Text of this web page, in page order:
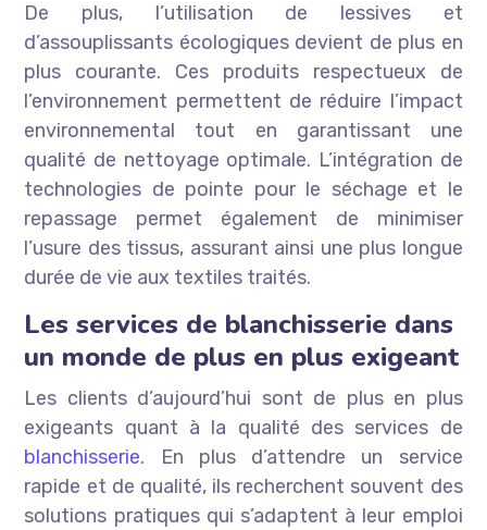
De plus, l’utilisation de lessives et
d’assouplissants écologiques devient de plus en
plus courante. Ces produits respectueux de
l’environnement permettent de réduire l’impact
environnemental tout en garantissant une
qualité de nettoyage optimale. L’intégration de
technologies de pointe pour le séchage et le
repassage permet également de minimiser
l’usure des tissus, assurant ainsi une plus longue
durée de vie aux textiles traités.
Les services de blanchisserie dans
un monde de plus en plus exigeant
Les clients d’aujourd’hui sont de plus en plus
exigeants quant à la qualité des services de
blanchisserie. En plus d’attendre un service
rapide et de qualité, ils recherchent souvent des
solutions pratiques qui s’adaptent à leur emploi